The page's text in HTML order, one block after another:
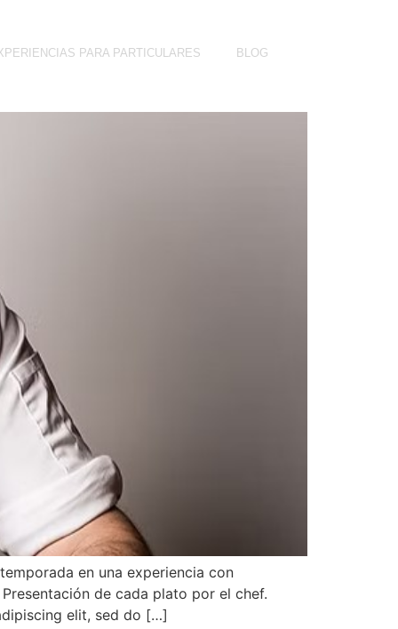
PARA PARTICULARES BLOG
en una experiencia con
de cada plato por el chef.
elit, sed do […]